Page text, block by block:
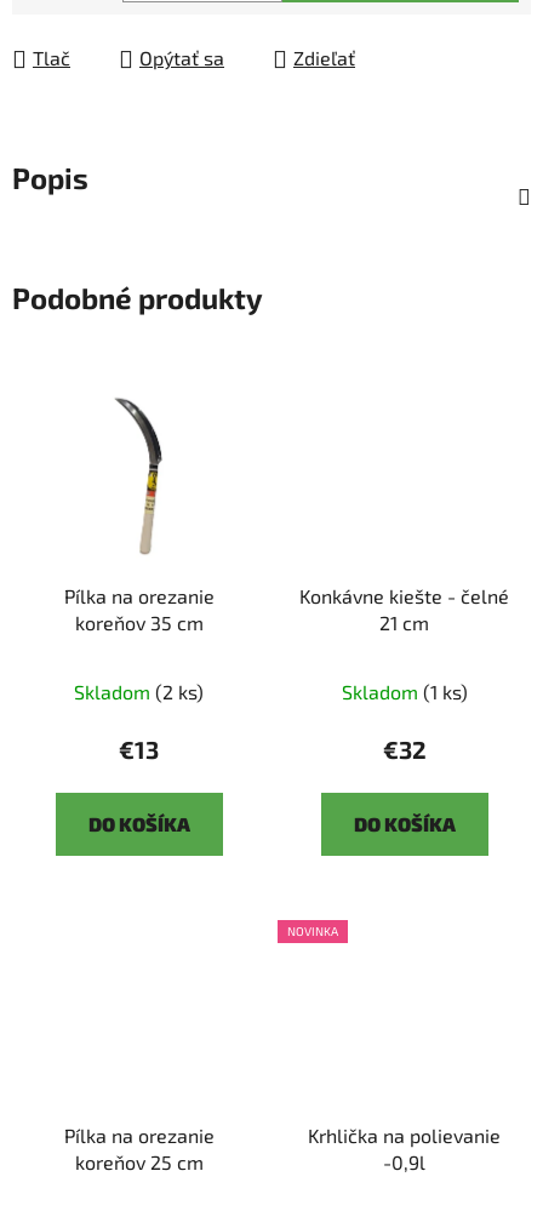
Jednotková cena:
Tlač Opýtať sa Zdieľať
Popis
Podobné produkty
Pílka na orezanie
koreňov 35 cm
Skladom (2 ks)
€13
DO KOŠÍKA
Konkávne kiešte - čelné
21 cm
Skladom (1 ks)
€32
DO KOŠÍKA
Pílka na orezanie
koreňov 25 cm
NOVINKA
Krhlička na polievanie
-0,9l